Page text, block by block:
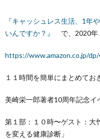
『キャッシュレス生活、1
いんですか？』
で、2020年
https://www.amazon.co.jp/
１１時間を簡単にまとめてお
美崎栄一郎著者10周年記念イ
第１部：１０時〜ゲスト：大
を変える健康診断」